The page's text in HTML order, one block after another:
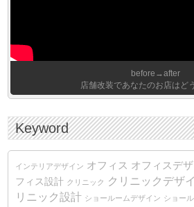
before→after
店舗改装であなたのお店はど
Keyword
インテリアデザイン オフィス オフィスデ
フィス設計 クリニック クリニックデザ
リニック設計 ショールームデザイン ショー